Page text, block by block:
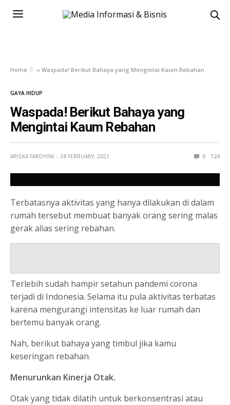
Home »Waspada! Berikut Bahaya yang Mengintai Kaum Rebahan
GAYA HIDUP
Waspada! Berikut Bahaya yang
Mengintai Kaum Rebahan
ARISKA FARDHINI 28 FEBRUARY, 2021 0 124
Terbatasnya aktivitas yang hanya dilakukan di dalam
rumah tersebut membuat banyak orang sering malas
gerak alias sering rebahan.
Terlebih sudah hampir setahun pandemi corona
terjadi di Indonesia. Selama itu pula aktivitas terbatas
karena mengurangi intensitas ke luar rumah dan
bertemu banyak orang.
Nah, berikut bahaya yang timbul jika kamu
keseringan rebahan.
Menurunkan Kinerja Otak.
Otak yang tidak dilatih untuk berkonsentrasi atau